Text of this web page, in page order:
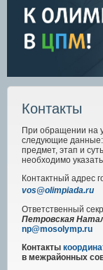
Контакты
При обращении на
следующие
предмет, этап и
необходимо
Контактный адрес
vos@olimpiada.ru
Ответственный
Петровская
np@mosolymp.ru
Контакты
в межрайонных